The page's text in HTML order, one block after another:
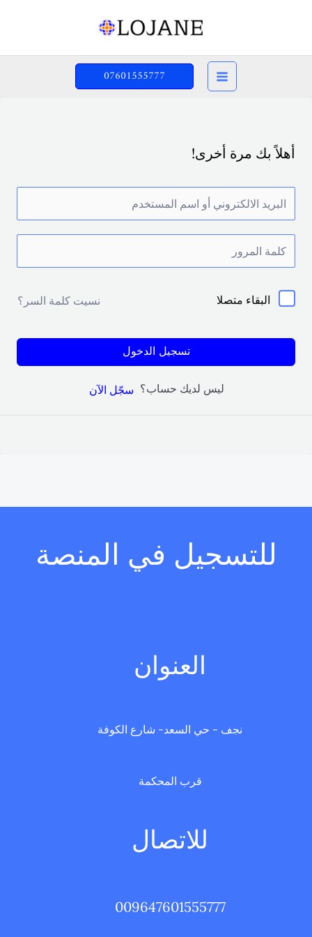
07601555777
أهلاً بك مرة أخرى!
البقاء متصلا نسيت كلمة السر؟
تسجيل الدخول
ليس لديك حساب؟ سجّل الآن
للتسجيل في المنصة
العنوان
نجف - حي السعد- شارع الكوفة
قرب المحكمة
للاتصال
009647601555777